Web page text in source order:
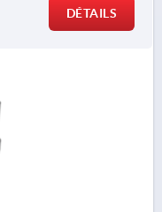
DÉTAILS